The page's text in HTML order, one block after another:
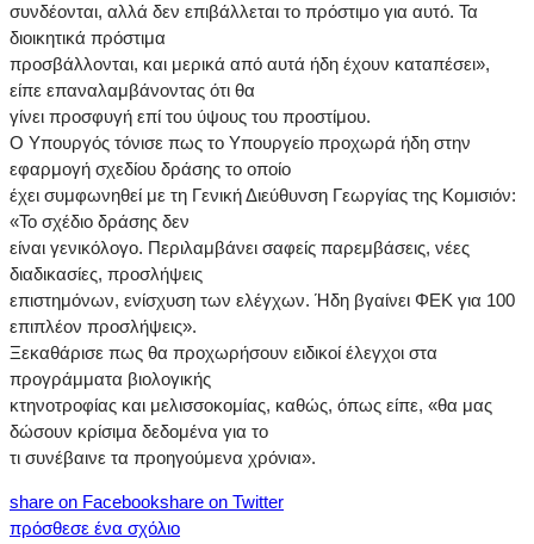
συνδέονται, αλλά δεν επιβάλλεται το πρόστιμο για αυτό. Τα
διοικητικά πρόστιμα
προσβάλλονται, και μερικά από αυτά ήδη έχουν καταπέσει»,
είπε επαναλαμβάνοντας ότι θα
γίνει προσφυγή επί του ύψους του προστίμου.
Ο Υπουργός τόνισε πως το Υπουργείο προχωρά ήδη στην
εφαρμογή σχεδίου δράσης το οποίο
έχει συμφωνηθεί με τη Γενική Διεύθυνση Γεωργίας της Κομισιόν:
«Το σχέδιο δράσης δεν
είναι γενικόλογο. Περιλαμβάνει σαφείς παρεμβάσεις, νέες
διαδικασίες, προσλήψεις
επιστημόνων, ενίσχυση των ελέγχων. Ήδη βγαίνει ΦΕΚ για 100
επιπλέον προσλήψεις».
Ξεκαθάρισε πως θα προχωρήσουν ειδικοί έλεγχοι στα
προγράμματα βιολογικής
κτηνοτροφίας και μελισσοκομίας, καθώς, όπως είπε, «θα μας
δώσουν κρίσιμα δεδομένα για το
τι συνέβαινε τα προηγούμενα χρόνια».
share on Facebookshare on Twitter
πρόσθεσε ένα σχόλιο